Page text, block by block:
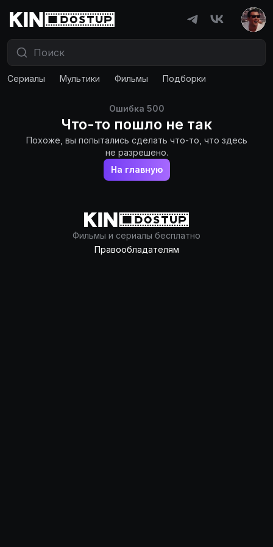
Сериалы Мультики Фильмы Подборки
Ошибка 500
Что-то пошло не так
Похоже, вы попытались сделать что-то, что здесь
не разрешено.
На главную
Фильмы и сериалы бесплатно
Правообладателям